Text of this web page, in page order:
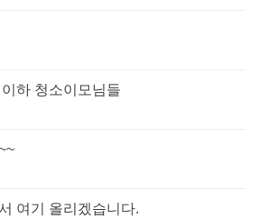
하 청소이모님들
여기 올리겠습니다.